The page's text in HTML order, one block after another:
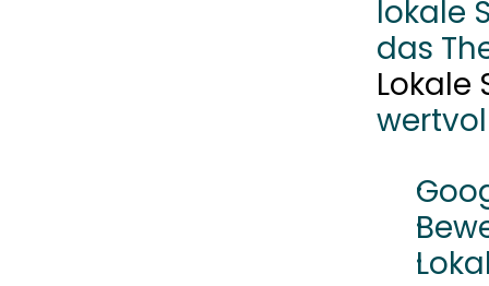
lokale
Lokale